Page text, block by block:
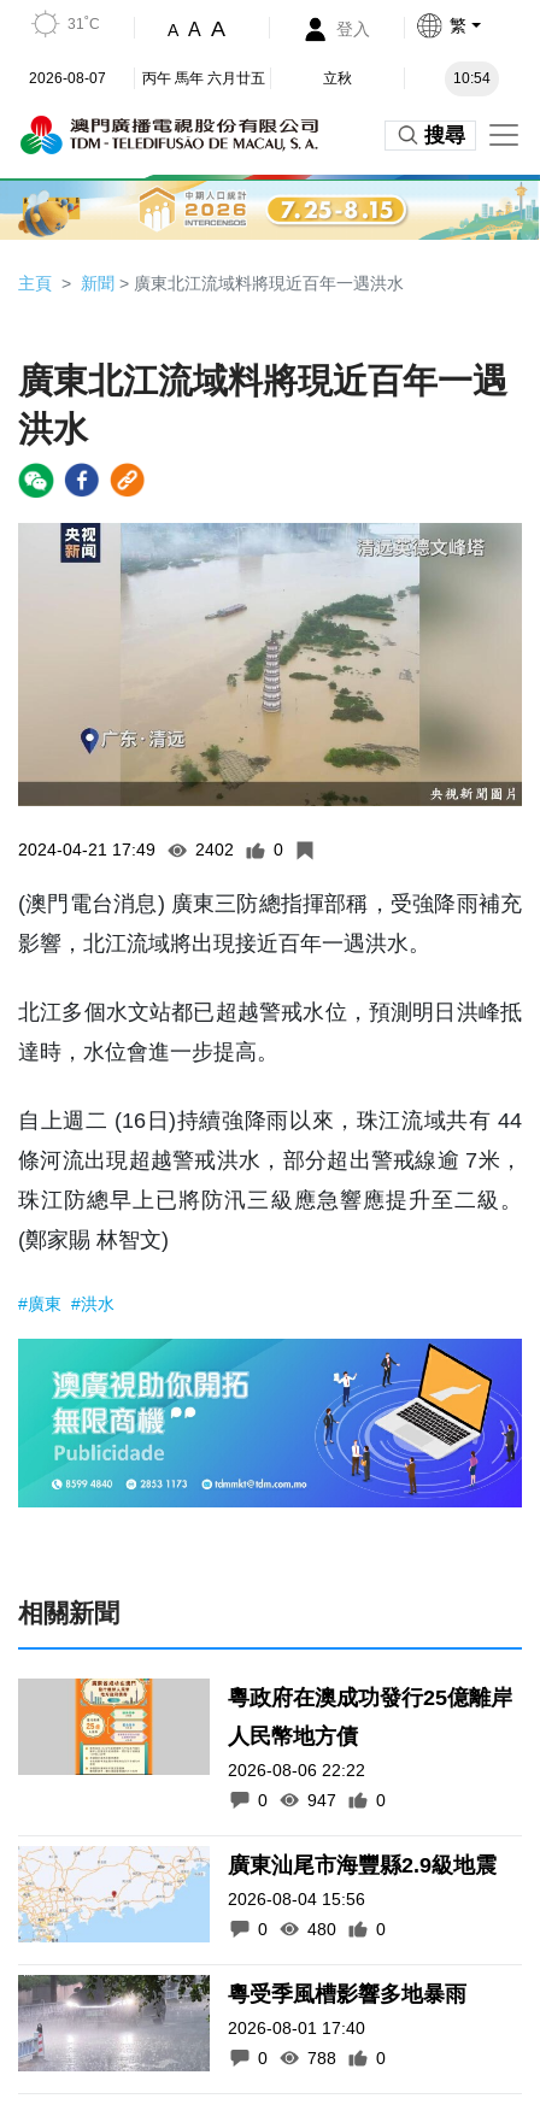
31˚C A A A 登入 繁
2026-08-07 丙午 馬年 六月廿五 立秋 10:54
搜尋
主頁 新聞 > 廣東北江流域料將現近百年一遇洪水
廣東北江流域料將現近百年一遇
洪水
2024-04-21 17:49 2402 0
(澳門電台消息) 廣東三防總指揮部稱，受強降雨補充
影響，北江流域將出現接近百年一遇洪水。
北江多個水文站都已超越警戒水位，預測明日洪峰抵
達時，水位會進一步提高。
自上週二 (16日)持續強降雨以來，珠江流域共有 44
條河流出現超越警戒洪水，部分超出警戒線逾 7米，
珠江防總早上已將防汛三級應急響應提升至二級。
(鄭家賜 林智文)
#廣東 #洪水
相關新聞
粵政府在澳成功發行25億離岸
人民幣地方債
2026-08-06 22:22
0
947 0
廣東汕尾市海豐縣2.9級地震
2026-08-04 15:56
0
480 0
粵受季風槽影響多地暴雨
2026-08-01 17:40
0
788 0